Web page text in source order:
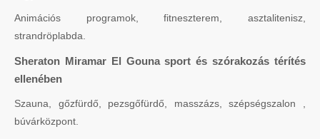
Animációs programok, fitneszterem, asztalitenisz,
strandröplabda.
Sheraton Miramar El Gouna sport és szórakozás térítés
ellenében
Szauna, gőzfürdő, pezsgőfürdő, masszázs, szépségszalon ,
búvárközpont.